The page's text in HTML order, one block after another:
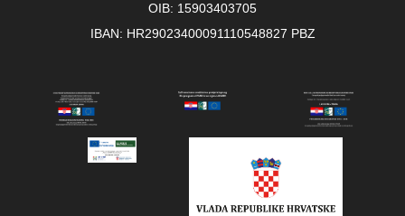
OIB: 15903403705
IBAN: HR29023400091110548827 PBZ